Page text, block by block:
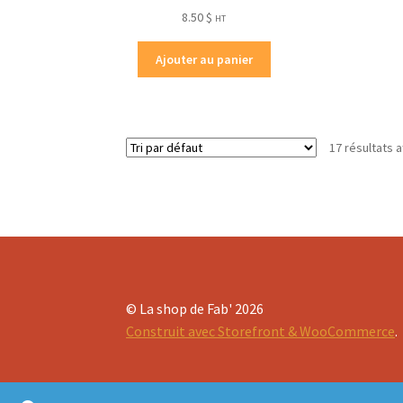
8.50$ HT
Ajouter au panier
17 résultats
© La shop de Fab' 2026
Construit avec Storefront & WooCommerce.